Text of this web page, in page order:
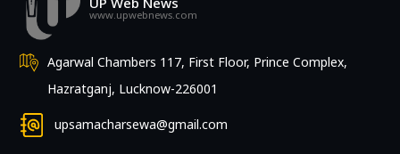
www.upwebnews.com
Agarwal Chambers 117, First Floor, Prince Complex,
Hazratganj, Lucknow-226001
upsamacharsewa@gmail.com